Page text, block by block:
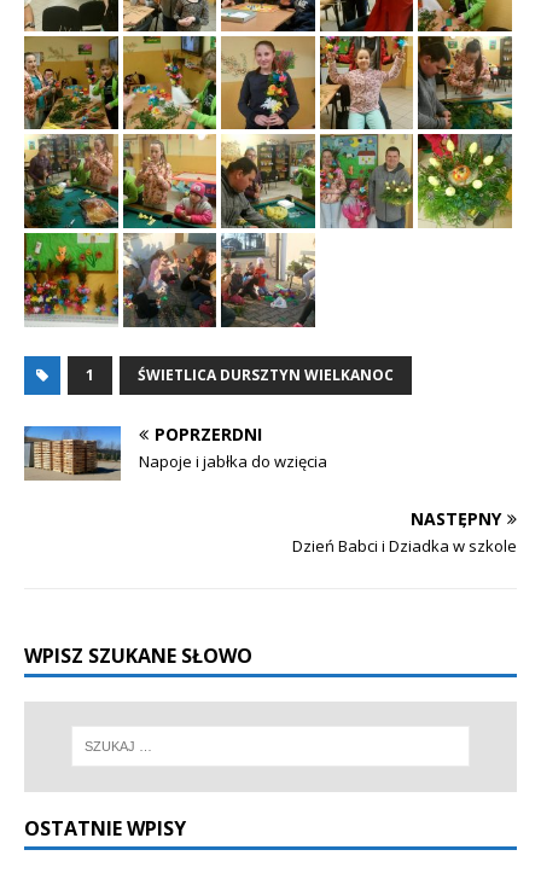
1 ŚWIETLICA DURSZTYN WIELKANOC
POPRZERDNI
Napoje i jabłka do wzięcia
NASTĘPNY
Dzień Babci i Dziadka w szkole
WPISZ SZUKANE SŁOWO
OSTATNIE WPISY